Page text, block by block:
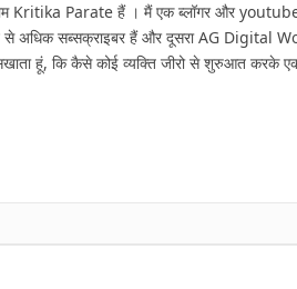
Kritika Parate हैं । मैं एक ब्लॉगर और
अधिक सब्सक्राइबर हैं और दूसरा AG Digital
हूं, कि कैसे कोई व्यक्ति जीरो से शुरुआत करके